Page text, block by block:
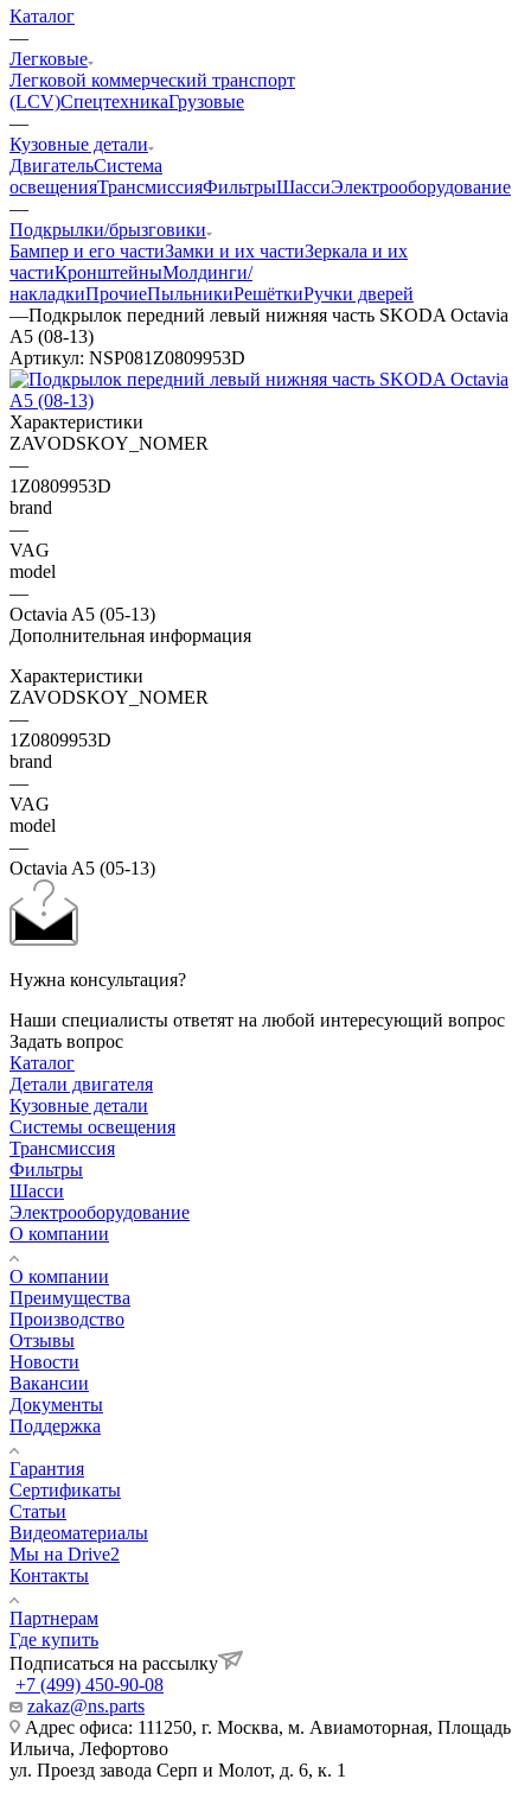
Каталог
—
Легковые
Легковой коммерческий транспорт
(LCV)СпецтехникаГрузовые
—
Кузовные детали
ДвигательСистема
освещенияТрансмиссияФильтрыШассиЭлектрооборудование
—
Подкрылки/брызговики
Бампер и его частиЗамки и их частиЗеркала и их
частиКронштейныМолдинги/
накладкиПрочиеПыльникиРешёткиРучки дверей
—Подкрылок передний левый нижняя часть SKODA Octavia
A5 (08-13)
Артикул: NSP081Z0809953D
Характеристики
ZAVODSKOY_NOMER
—
1Z0809953D
brand
—
VAG
model
—
Octavia A5 (05-13)
Дополнительная информация
Характеристики
ZAVODSKOY_NOMER
—
1Z0809953D
brand
—
VAG
model
—
Octavia A5 (05-13)
Нужна консультация?
Наши специалисты ответят на любой интересующий вопрос
Задать вопрос
Каталог
Детали двигателя
Кузовные детали
Системы освещения
Трансмиссия
Фильтры
Шасси
Электрооборудование
О компании
О компании
Преимущества
Производство
Отзывы
Новости
Вакансии
Документы
Поддержка
Гарантия
Сертификаты
Статьи
Видеоматериалы
Мы на Drive2
Контакты
Партнерам
Где купить
Подписаться на рассылку
+7 (499) 450-90-08
zakaz@ns.parts
Адрес офиса: 111250, г. Москва, м. Авиамоторная, Площадь
Ильича, Лефортово
ул. Проезд завода Серп и Молот, д. 6, к. 1